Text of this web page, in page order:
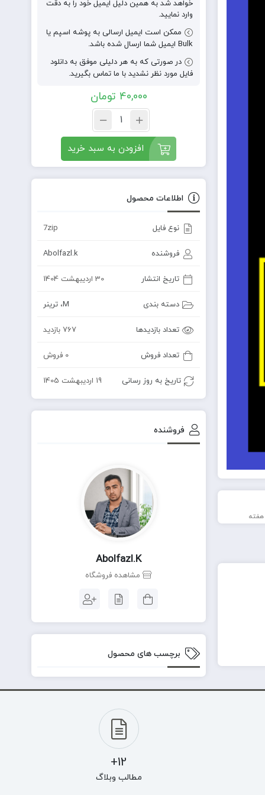
خواهد شد به همین دلیل ایمیل خود را به دقت
وارد نمایید.
ممکن است ایمیل ارسالی به پوشه اسپم یا
Bulk ایمیل شما ارسال شده باشد.
در صورتی که به هر دلیلی موفق به دانلود
فایل مورد نظر نشدید با ما تماس بگیرید.
40,000 تومان
افزودن به سبد خرید
اطلاعات محصول
نوع فایل 7zip
فروشنده Abolfazl.k
تاریخ انتشار 30 اردیبهشت 1404
دسته بندی M، ترینر
تعداد بازدیدها 767 بازدید
تعداد فروش 0 فروش
تاریخ به روز رسانی 19 اردیبهشت 1405
فروشنده
Abolfazl.k
مشاهده فروشگاه
برچسب های محصول
12+
مطالب وبلاگ